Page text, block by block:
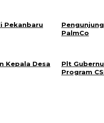
Pekanbaru
PalmCo
Kepala Desa
Plt
Program